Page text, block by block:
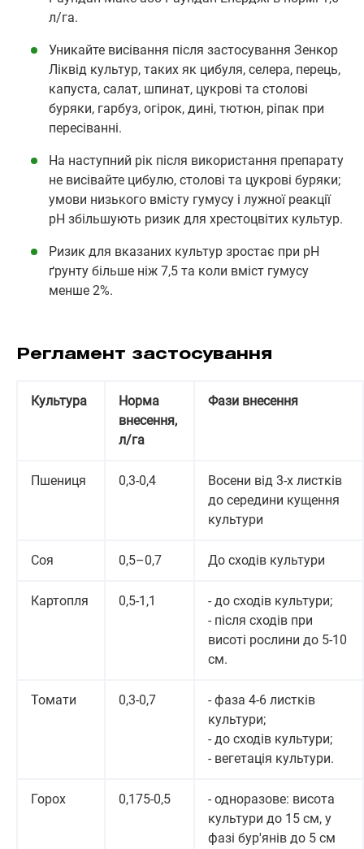
л/га.
Уникайте висівання після застосування Зенкор
Ліквід культур, таких як цибуля, селера, перець,
капуста, салат, шпинат, цукрові та столові
буряки, гарбуз, огірок, дині, тютюн, ріпак при
пересіванні.
На наступний рік після використання препарату
не висівайте цибулю, столові та цукрові буряки;
умови низького вмісту гумусу і лужної реакції
рН збільшують ризик для хрестоцвітих культур.
Ризик для вказаних культур зростає при pH
ґрунту більше ніж 7,5 та коли вміст гумусу
менше 2%.
Регламент застосування
Культура
Норма
внесення,
л/га
Фази внесення
Пшениця 0,3-0,4
Восени від 3-х листків
до середини кущення
культури
Соя 0,5–0,7 До сходів культури
Картопля 0,5-1,1
- до сходів культури;
- після сходів при
висоті рослини до 5-10
см.
Томати 0,3-0,7
- фаза 4-6 листків
культури;
- до сходів культури;
- вегетація культури.
Горох 0,175-0,5
- одноразове: висота
культури до 15 см, у
фазі бур'янів до 5 см